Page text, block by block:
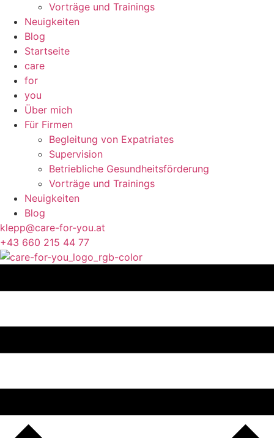
Vorträge und Trainings
Neuigkeiten
Blog
Startseite
care
for
you
Über mich
Für Firmen
Begleitung von Expatriates
Supervision
Betriebliche Gesundheitsförderung
Vorträge und Trainings
Neuigkeiten
Blog
klepp@care-for-you.at
+43 660 215 44 77